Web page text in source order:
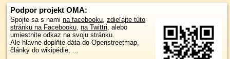
Podpor projekt OMA:
Spojte sa s nami na facebooku, zdieľajte túto
stránku na Facebooku, na Twittri, alebo
umiestnite odkaz na svoju stránku.
Ale hlavne doplňte dáta do Openstreetmap,
články do wikipédie, ...